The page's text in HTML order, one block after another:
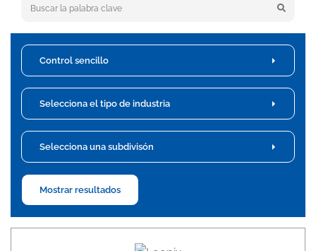
Keyword search
Control sencillo
Selecciona el tipo de industria
Selecciona una subdivisón
Mostrar resultados